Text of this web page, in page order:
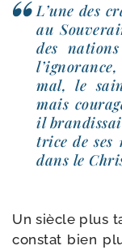
L’une des
au
des
mal, le
mais
il
trice de ses
dans le
Un siècle plus
constat bien